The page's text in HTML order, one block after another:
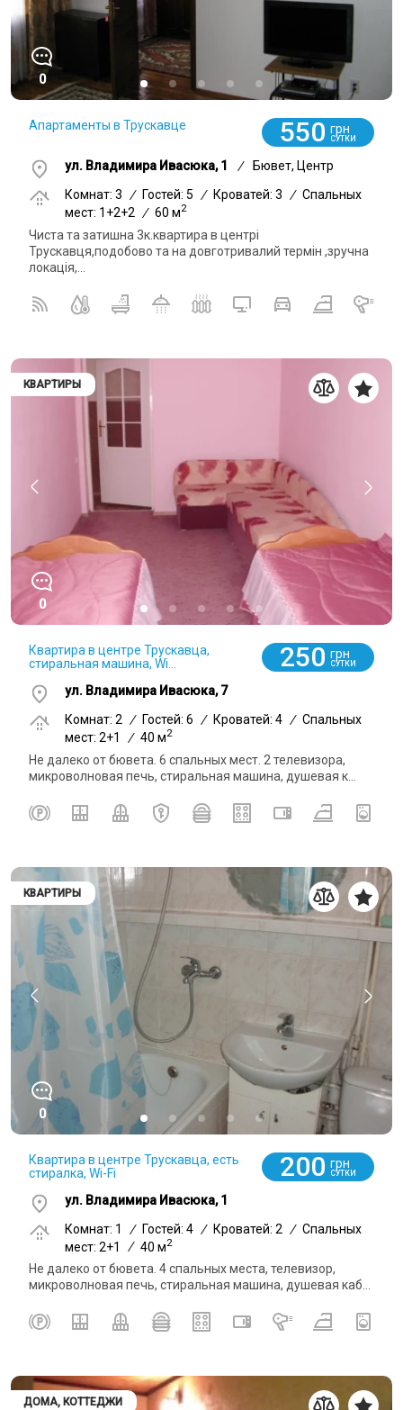
0
Апартаменты в Трускавце 550 грн
СУТКИ
ул. Владимира Ивасюка, 1 /
Бювет, Центр
Комнат: 3
/ Гостей: 5 / Кроватей: 3 / Спальных
мест: 1+2+2
/ 60 м2
Чиста та затишна 3к.квартира в центрі
Трускавця,подобово та на довготривалий термін ,зручна
локація,...
КВАРТИРЫ
0
Квартира в центре Трускавца,
стиральная машина, Wi...
250 грн
СУТКИ
ул. Владимира Ивасюка, 7
Комнат: 2 / Гостей: 6 / Кроватей: 4 / Спальных
мест: 2+1
/ 40 м2
Не далеко от бювета. 6 спальных мест. 2 телевизора,
микроволновая печь, стиральная машина, душевая к...
КВАРТИРЫ
0
Квартира в центре Трускавца, есть
стиралка, Wi-Fi
200 грн
СУТКИ
ул. Владимира Ивасюка, 1
Комнат: 1
/ Гостей: 4 / Кроватей: 2 / Спальных
мест: 2+1
/ 40 м2
Не далеко от бювета. 4 спальных места, телевизор,
микроволновая печь, стиральная машина, душевая каб...
ДОМА, КОТТЕДЖИ